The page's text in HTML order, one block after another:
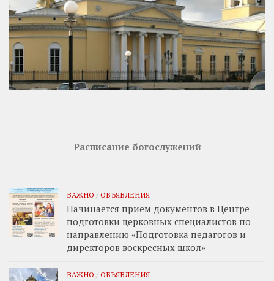
Расписание богослужений
ВАЖНО / ОБЪЯВЛЕНИЯ
Начинается прием документов в Центре
подготовки церковных специалистов по
направлению «Подготовка педагогов и
директоров воскресных школ»
ВАЖНО / ОБЪЯВЛЕНИЯ